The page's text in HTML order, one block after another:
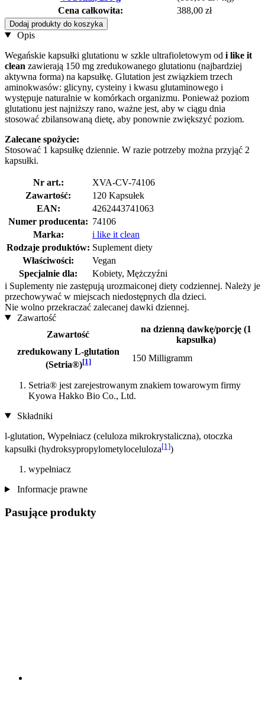
Cena całkowita:
388,00 zł
Dodaj produkty do koszyka
Opis
Wegańskie kapsułki glutationu w szkle ultrafioletowym od i like it
clean zawierają 150 mg zredukowanego glutationu (najbardziej
aktywna forma) na kapsułkę. Glutation jest związkiem trzech
aminokwasów: glicyny, cysteiny i kwasu glutaminowego i
występuje naturalnie w komórkach organizmu. Ponieważ poziom
glutationu jest najniższy rano, ważne jest, aby w ciągu dnia
stosować zbilansowaną dietę, aby ponownie zwiększyć poziom.
Zalecane spożycie:
Stosować 1 kapsułkę dziennie. W razie potrzeby można przyjąć 2
kapsułki.
Nr art.:
XVA-CV-74106
Zawartość:
120 Kapsułek
EAN:
4262443741063
Numer producenta: 74106
Marka:
i like it clean
Rodzaje produktów: Suplement diety
Właściwości:
Vegan
Specjalnie dla:
Kobiety, Mężczyźni
i Suplementy nie zastępują urozmaiconej diety codziennej. Należy je
przechowywać w miejscach niedostępnych dla dzieci.
Nie wolno przekraczać zalecanej dawki dziennej.
Zawartość
Zawartość
na dzienną dawkę/porcję (1
kapsułka)
zredukowany L-glutation
(Setria®)[1] 150 Milligramm
Setria® jest zarejestrowanym znakiem towarowym firmy
Kyowa Hakko Bio Co., Ltd.
Składniki
l-glutation, Wypełniacz (celuloza mikrokrystaliczna), otoczka
kapsułki (hydroksypropylometyloceluloza[1])
wypełniacz
Informacje prawne
Pasujące produkty